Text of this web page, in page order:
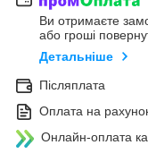
Ви отримаєте
або гроші
Детальніше
Післяплата
Оплата на
Онлайн-оплата